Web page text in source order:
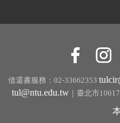
借還書服務：02-33662353
tul@ntu.edu.tw｜臺北市